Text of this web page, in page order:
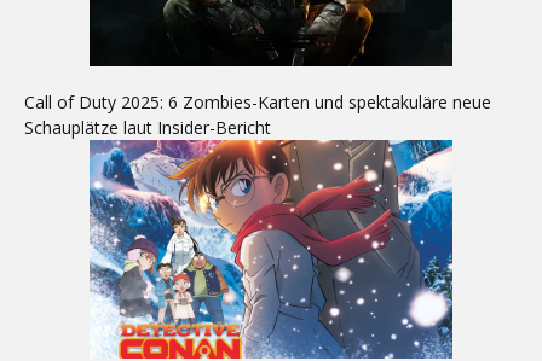
Call of Duty 2025: 6 Zombies-Karten und spektakuläre neue
Schauplätze laut Insider-Bericht